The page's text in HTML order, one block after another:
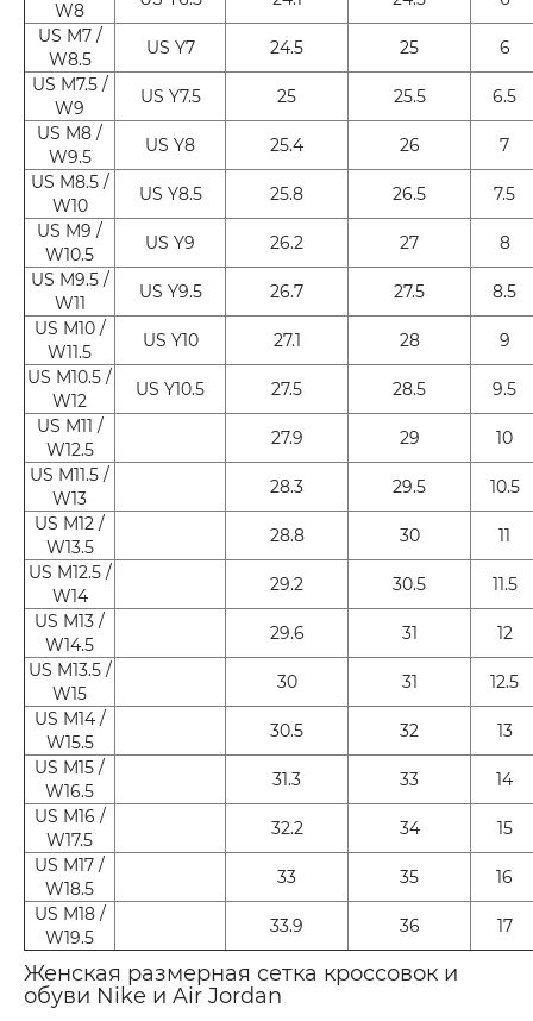
W8
US M7 /
W8.5
US Y7 24.5 25
6
US M7.5 /
W9
US Y7.5 25 25.5
6.5
US M8 /
W9.5
US Y8 25.4 26
7
US M8.5 /
W10
US Y8.5 25.8 26.5
7.5
US M9 /
W10.5
US Y9 26.2 27
8
US M9.5 /
W11
US Y9.5 26.7 27.5
8.5
US M10 /
W11.5
US Y10 27.1 28
9
US M10.5 /
W12
US Y10.5 27.5 28.5
9.5
US M11 /
W12.5
27.9 29
10
US M11.5 /
W13
28.3 29.5
10.5
US M12 /
W13.5
28.8 30
11
US M12.5 /
W14
29.2 30.5
11.5
US M13 /
W14.5
29.6 31
12
US M13.5 /
W15
30 31
12.5
US M14 /
W15.5
30.5 32
13
US M15 /
W16.5
31.3 33
14
US M16 /
W17.5
32.2 34
15
US M17 /
W18.5
33 35
16
US M18 /
W19.5
33.9 36 17
Женская размерная сетка кроссовок и
обуви Nike и Air Jordan